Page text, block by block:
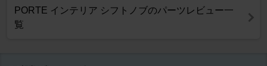
PORTE インテリア シフトノブのパーツレビュー一
覧